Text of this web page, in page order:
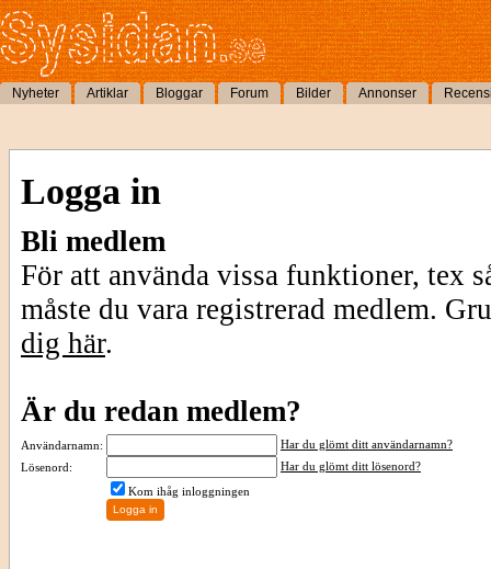
Nyheter Artiklar Bloggar Forum Bilder Annonser
Logga in
Bli medlem
För att använda vissa funktioner, tex
måste du vara registrerad medlem.
dig här.
Är du redan medlem?
Användarnamn:
Har du glömt ditt användarnamn?
Lösenord:
Har du glömt ditt lösenord?
Kom ihåg inloggningen